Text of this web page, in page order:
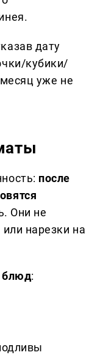
дату
кубики/
уже не
после
Они не
нарезки на
блюд: